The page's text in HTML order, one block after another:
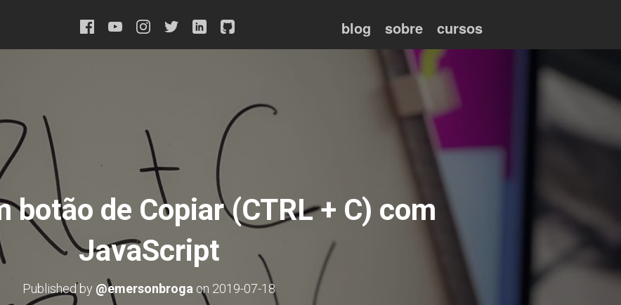
blog sobre cursos
botão de Copiar (CTRL + C) com
JavaScript
Published by @emersonbroga on 2019-07-18